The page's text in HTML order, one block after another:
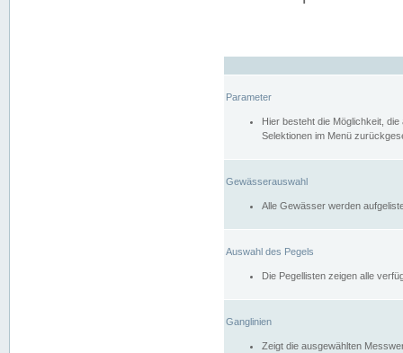
Parameter
Hier besteht die Möglichkeit,
Selektionen im Menü
Gewässerauswahl
Alle Gewässer werden
Auswahl des Pegels
Die Pegellisten zeigen alle
Ganglinien
Zeigt die ausgewählten